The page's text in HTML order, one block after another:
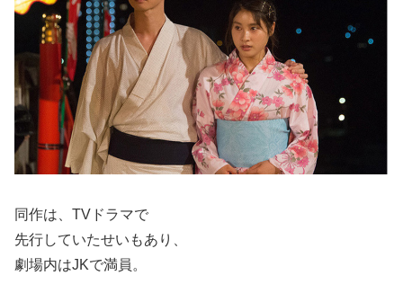
同作は、TVドラマで
先行していたせいもあり、
劇場内はJKで満員。